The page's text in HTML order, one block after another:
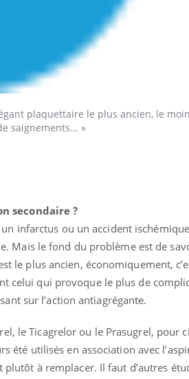
plaquettaire le plus ancien, le
saignements... »
secondaire ?
infarctus ou un accident ischémique
Mais le fond du problème est de
le plus ancien, économiquement,
celui qui provoque le plus de
sur l’action antiagrégante.
le Ticagrelor ou le Prasugrel, pour
été utilisés en association avec
à remplacer. Il faut d’autres
pour Youtube
Insuline & Charge